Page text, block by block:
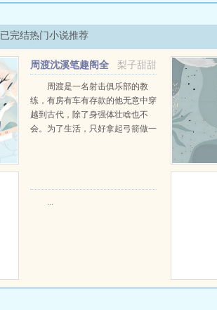
已完结热门小说推荐
梨子甜甜
周渡沈溪笔趣阁全
文免费阅读
周渡是一名射击俱乐部的教
练，有房有车有存款的他无意中穿
越到古代，除了身强体壮啥也不
会。为了生活，只好拿起弓箭做一
...